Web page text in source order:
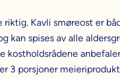
riktig. Kavli smøreost er
kan spises av alle
kostholdsrådene
3 porsjoner